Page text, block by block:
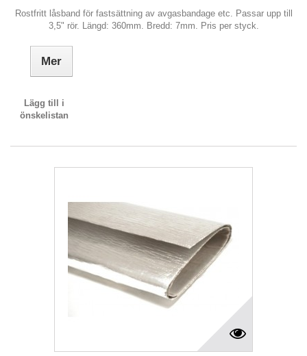
Rostfritt låsband för fastsättning av avgasbandage etc. Passar upp till
3,5" rör. Längd: 360mm. Bredd: 7mm. Pris per styck.
Mer
Lägg till i
önskelistan